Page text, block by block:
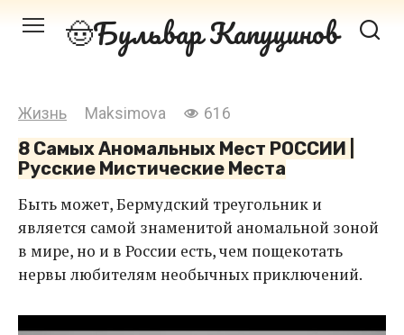
Перейти Бульвар Капуцинов
Жизнь Maksimova 616
8 Самых Аномальных Мест РОССИИ |
Русские Мистические Места
Быть может, Бермудский треугольник и
является самой знаменитой аномальной зоной
в мире, но и в России есть, чем пощекотать
нервы любителям необычных приключений.